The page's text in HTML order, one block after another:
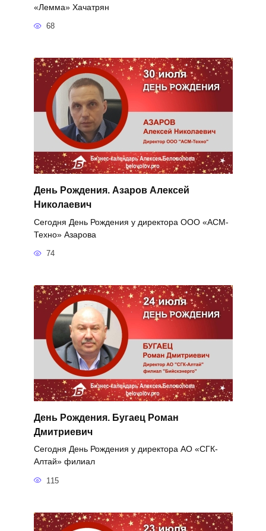
«Лемма» Хачатрян
68
День Рождения. Азаров Алексей
Николаевич
Сегодня День Рождения у директора ООО «АСМ-
Техно» Азарова
74
День Рождения. Бугаец Роман
Дмитриевич
Сегодня День Рождения у директора АО «СГК-
Алтай» филиал
115